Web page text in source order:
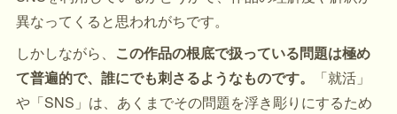
異なってくると思われがちです。
しかしながら、 この作品の根底で扱っている問題は極め
て普遍的で、誰にでも刺さるようなものです。
「就活」
や「SNS」は、あくまでその問題を浮き彫りにするため